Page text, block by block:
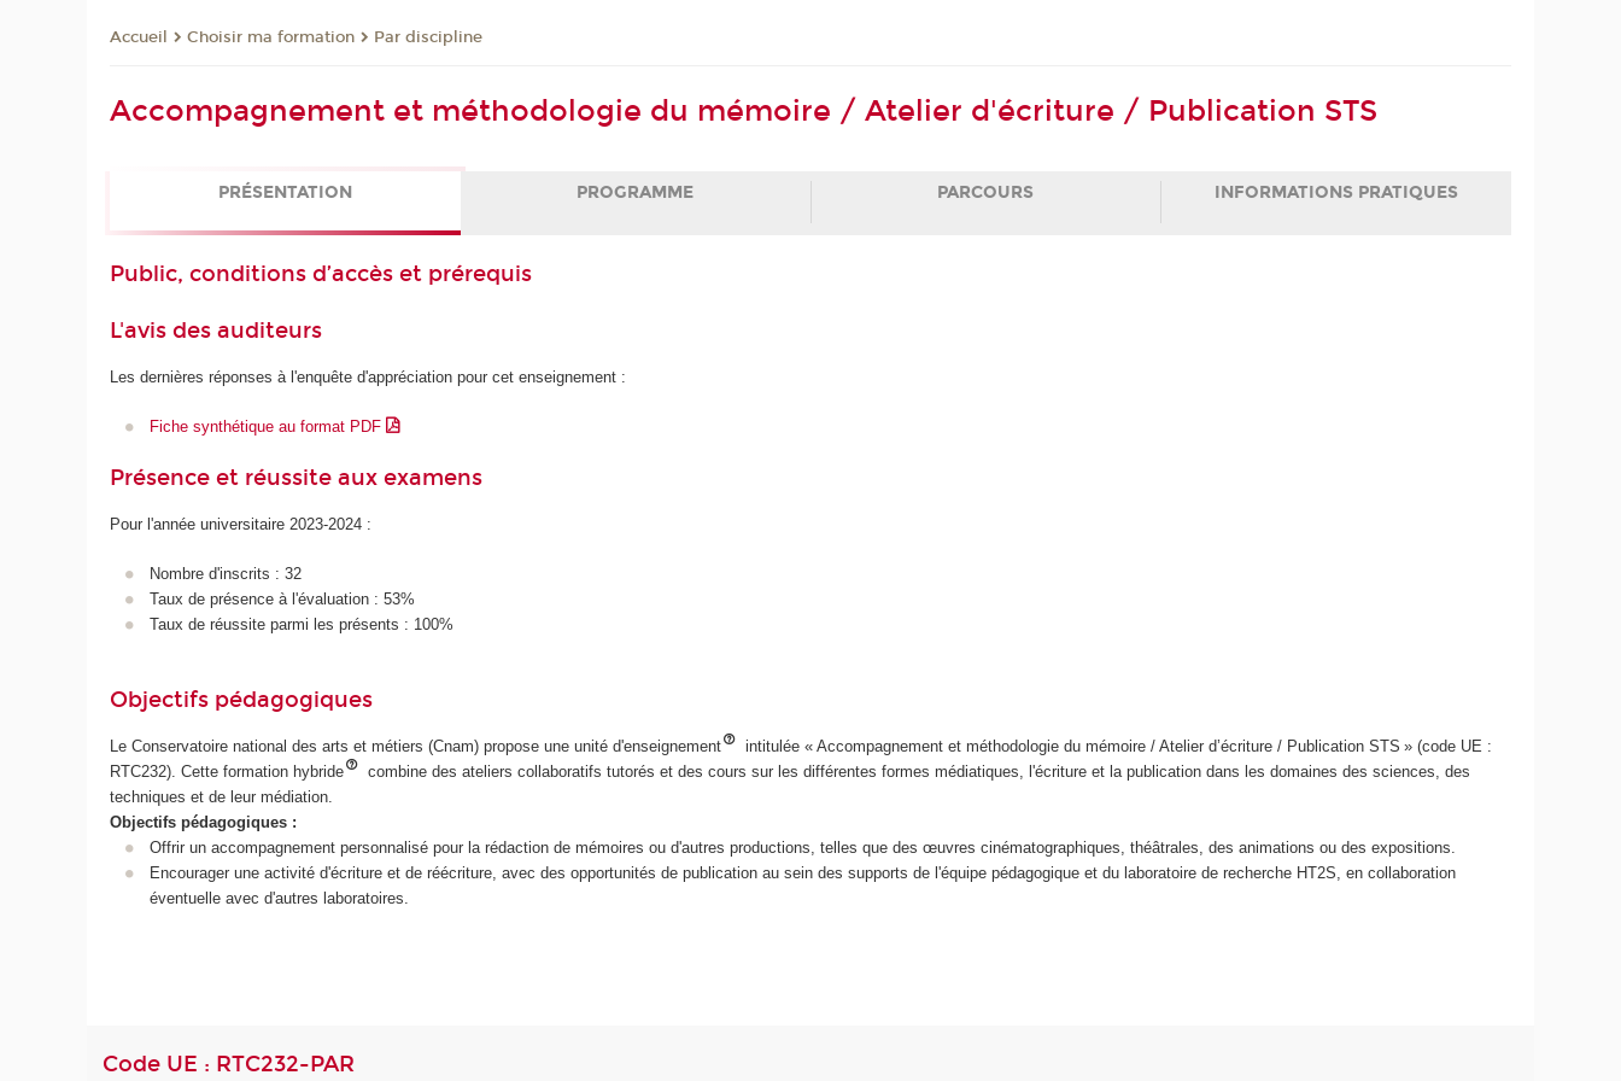
Accueil Choisir ma formation Par discipline
Accompagnement et méthodologie du mémoire / Atelier d'écriture / Publication STS
PRÉSENTATION PROGRAMME PARCOURS INFORMATIONS PRATIQUES
Public, conditions d’accès et prérequis
L'avis des auditeurs
Les dernières réponses à l'enquête d'appréciation pour cet enseignement :
Fiche synthétique au format PDF
Présence et réussite aux examens
Pour l'année universitaire 2023-2024 :
Nombre d'inscrits : 32
Taux de présence à l'évaluation : 53%
Taux de réussite parmi les présents : 100%
Objectifs pédagogiques
Le Conservatoire national des arts et métiers (Cnam) propose une unité d'enseignement
intitulée « Accompagnement et méthodologie du mémoire / Atelier d’écriture / Publication STS » (code UE :
RTC232). Cette formation hybride
combine des ateliers collaboratifs tutorés et des cours sur les différentes formes médiatiques, l'écriture et la publication dans les domaines des sciences, des
techniques et de leur médiation.
Objectifs pédagogiques :
Offrir un accompagnement personnalisé pour la rédaction de mémoires ou d'autres productions, telles que des œuvres cinématographiques, théâtrales, des animations ou des expositions.
Encourager une activité d'écriture et de réécriture, avec des opportunités de publication au sein des supports de l'équipe pédagogique et du laboratoire de recherche HT2S, en collaboration
éventuelle avec d'autres laboratoires.
Code UE : RTC232-PAR